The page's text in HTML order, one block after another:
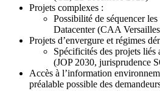
Projets complexes :
Possibilité de séquencer
Datacenter (CAA
Projets d’envergure et régimes
Spécificités des projets liés
(JOP 2030, jurisprudence
Accès à l’information
préalable possible des